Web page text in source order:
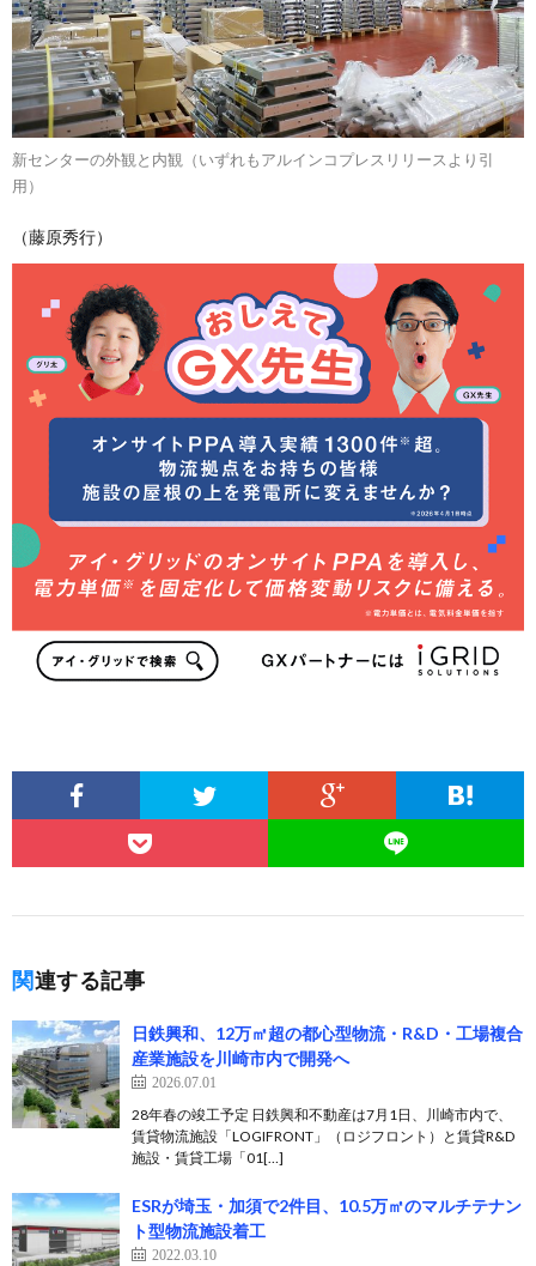
新センターの外観と内観（いずれもアルインコプレスリリースより引
用）
（藤原秀行）
関連する記事
日鉄興和、12万㎡超の都心型物流・R&D・工場複合
産業施設を川崎市内で開発へ
2026.07.01
28年春の竣工予定 日鉄興和不動産は7月1日、川崎市内で、
賃貸物流施設「LOGIFRONT」（ロジフロント）と賃貸R&D
施設・賃貸工場「01[…]
ESRが埼⽟・加須で2件目、10.5万㎡のマルチテナン
ト型物流施設着⼯
2022.03.10